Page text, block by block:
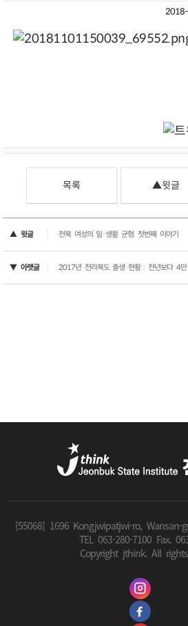
목록 ▲윗글
▲ 윗글 전북 여성의 일·생활 균형. 첫번째 이야기
▼ 아랫글 2017년 전라북도 출생 현황 : 전년보다 4
[55068] 1696 Kongjwipatjwi-ro,
TEL 063-280-7100 Fax.
Copyright jthink. All